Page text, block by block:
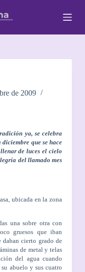
de 2009
ya, se celebra
que se hace
de luces el cielo
del llamado mes
ubicada en la zona
una sobre otra con
gruesos que iban
daban cierto grado de
de metal y telas
del agua cuando
abuelo y sus cuatro